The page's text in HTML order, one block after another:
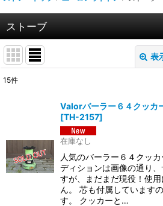
ストーブ
表
絞り込む
15件
Valorバーラー６４クッカ
[TH-2157]
在庫なし
人気のバーラー６４クッ
ディションは画像の通り
すが、まだまだ現役！使
ん。 芯も付属しています
す。 クッカーと…